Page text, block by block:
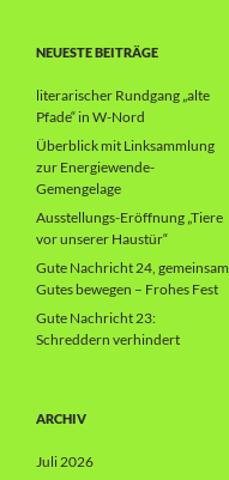
NEUESTE BEITRÄGE
literarischer Rundgang „alte
Pfade“ in W-Nord
Überblick mit Linksammlung
zur Energiewende-
Gemengelage
Ausstellungs-Eröffnung „Tiere
vor unserer Haustür“
Gute Nachricht 24, gemeinsam
Gutes bewegen – Frohes Fest
Gute Nachricht 23:
Schreddern verhindert
ARCHIV
Juli 2026